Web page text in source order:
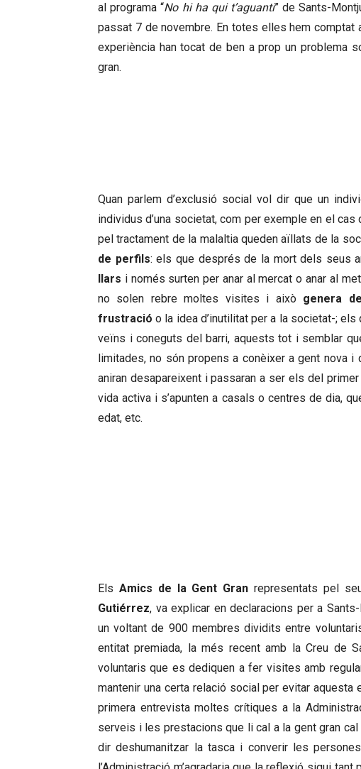
al programa “No hi ha qui t’aguanti” de Sants-
passat 7 de novembre. En totes elles hem
experiència han tocat de ben a prop un problema
gran.
Quan parlem d’exclusió social vol dir que un
individus d’una societat, com per exemple en el
pel tractament de la malaltia queden aïllats de la
de perfils: els que després de la mort dels seus
llars i només surten per anar al mercat o anar al
no solen rebre moltes visites i això genera
frustració o la idea d’inutilitat per a la societat-;
veïns i coneguts del barri, aquests tot i semblar
limitades, no són propens a conèixer a gent nova
aniran desapareixent i passaran a ser els del
vida activa i s’apunten a casals o centres de dia,
edat, etc.
Els Amics de la Gent Gran representats pel
Gutiérrez, va explicar en declaracions per a
un voltant de 900 membres dividits entre
entitat premiada, la més recent amb la Creu de
voluntaris que es dediquen a fer visites amb
mantenir una certa relació social per evitar
primera entrevista moltes crítiques a la
serveis i les prestacions que li cal a la gent gran
dir deshumanitzar la tasca i converir les